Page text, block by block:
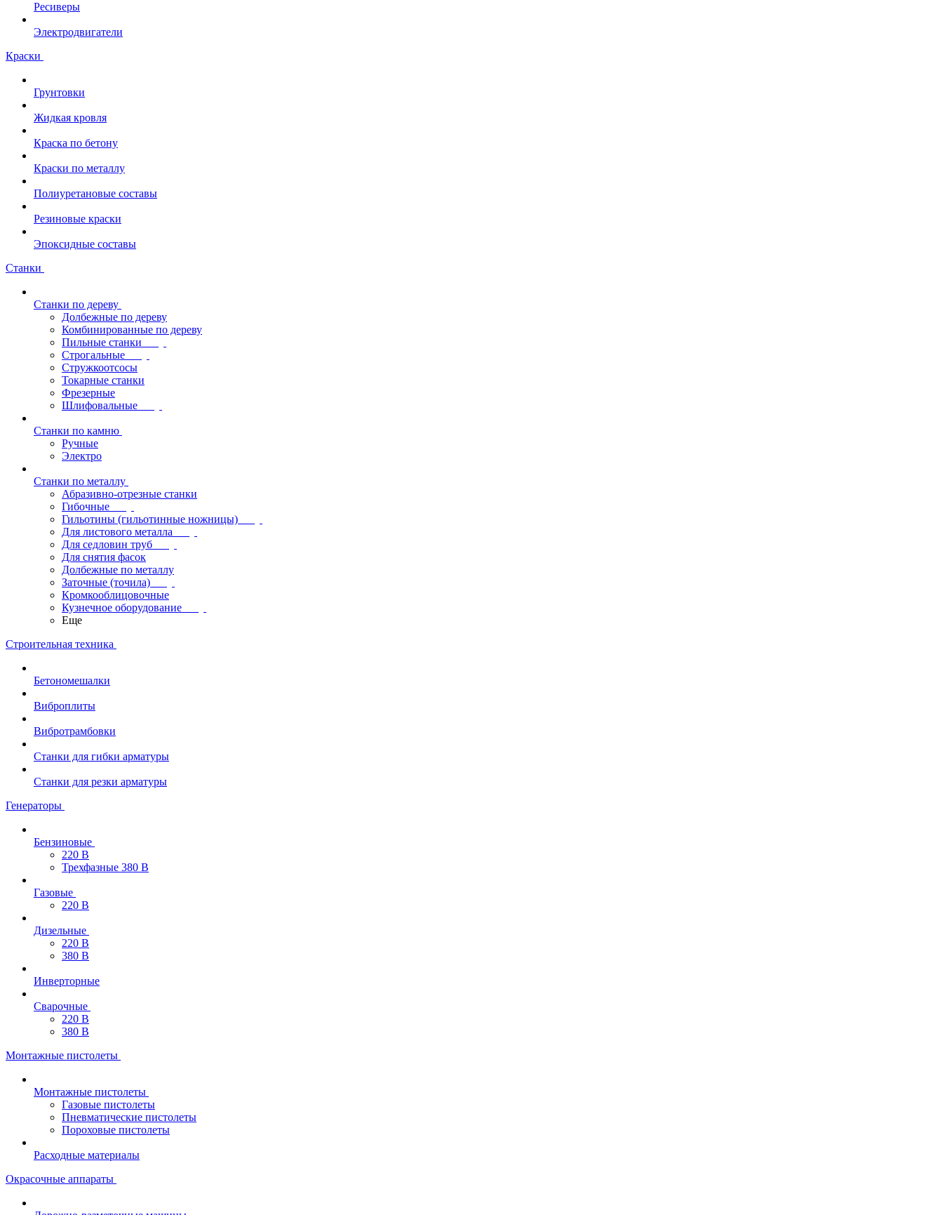
Ресиверы
Электродвигатели
Краски
Грунтовки
Жидкая кровля
Краска по бетону
Краски по металлу
Полиуретановые составы
Резиновые краски
Эпоксидные составы
Станки
Станки по дереву
Долбежные по дереву
Комбинированные по дереву
Пильные станки
Строгальные
Стружкоотсосы
Токарные станки
Фрезерные
Шлифовальные
Станки по камню
Ручные
Электро
Станки по металлу
Абразивно-отрезные станки
Гибочные
Гильотины (гильотинные ножницы)
Для листового металла
Для седловин труб
Для снятия фасок
Долбежные по металлу
Заточные (точила)
Кромкооблицовочные
Кузнечное оборудование
Еще
Строительная техника
Бетономешалки
Виброплиты
Вибротрамбовки
Станки для гибки арматуры
Станки для резки арматуры
Генераторы
Бензиновые
220 В
Трехфазные 380 В
Газовые
220 В
Дизельные
220 В
380 В
Инверторные
Сварочные
220 В
380 В
Монтажные пистолеты
Монтажные пистолеты
Газовые пистолеты
Пневматические пистолеты
Пороховые пистолеты
Расходные материалы
Окрасочные аппараты